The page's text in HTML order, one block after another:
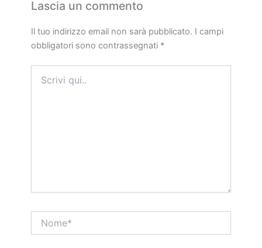
Lascia un commento
Il tuo indirizzo email non sarà pubblicato. I campi
obbligatori sono contrassegnati *
qui..